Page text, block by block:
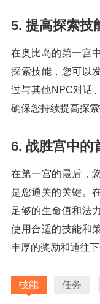
5. 提高探索技
在奥比岛的第一宫
探索技能，您可以
过与其他NPC对话
确保您持续提高探
6. 战胜宫中的
在第一宫的最后，
是您通关的关键。
足够的生命值和法
使用合适的技能和
丰厚的奖励和通往
技能 任务